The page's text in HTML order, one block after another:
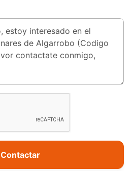
Contactar